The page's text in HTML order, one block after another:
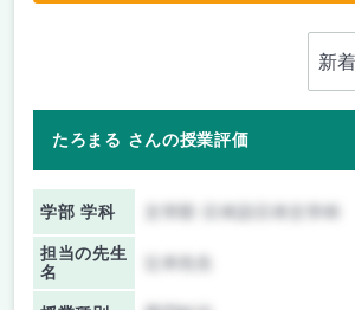
たろまる さんの授業評価
学部 学科
担当の先生
名